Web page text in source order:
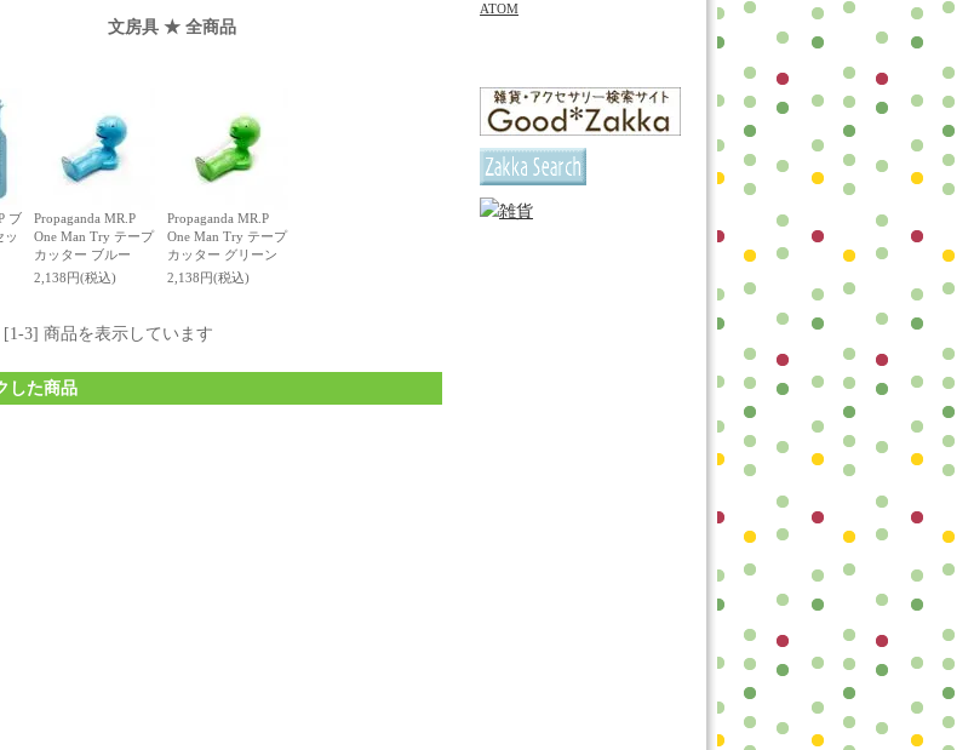
文房具 ★ 全商品
ブ
ッ
Propaganda MR.P
One Man Try テープ
カッター ブルー
2,138円(税込)
Propaganda MR.P
One Man Try テープ
カッター グリーン
2,138円(税込)
3] 商品を表示しています
した商品
ATOM